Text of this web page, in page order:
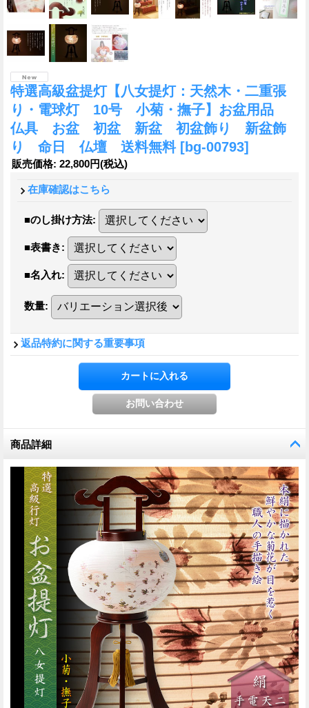
特選高級盆提灯【八女提灯：天然木・二重張
り・電球灯 10号 小菊・撫子】お盆用品
仏具 お盆 初盆 新盆 初盆飾り 新盆飾
り 命日 仏壇 送料無料 [bg-00793]
販売価格: 22,800円(税込)
在庫確認はこちら
■のし掛け方法:
■表書き:
■名入れ:
数量:
返品特約に関する重要事項
商品詳細